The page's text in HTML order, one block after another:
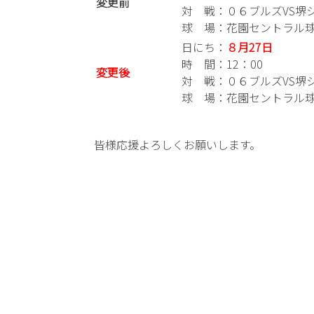
対 戦：０６ブルズVS堺
球 場：花園セントラル
変更後
日にち： ８月27日
時 間：12：00
対 戦：０６ブルズVS堺
球 場：花園セントラル
皆様応援よろしくお願いします。